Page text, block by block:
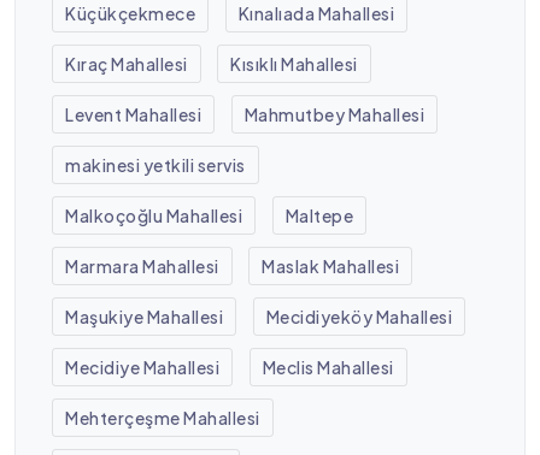
Küçükçekmece Kınalıada Mahallesi
Kıraç Mahallesi Kısıklı Mahallesi
Levent Mahallesi Mahmutbey Mahallesi
makinesi yetkili servis
Malkoçoğlu Mahallesi Maltepe
Marmara Mahallesi Maslak Mahallesi
Maşukiye Mahallesi Mecidiyeköy Mahallesi
Mecidiye Mahallesi Meclis Mahallesi
Mehterçeşme Mahallesi